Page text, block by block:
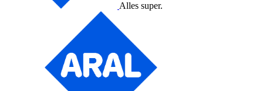
Alles super.